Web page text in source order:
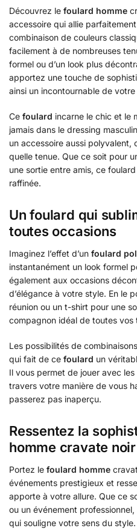
Découvrez le foulard homme
accessoire qui allie
combinaison de couleurs
facilement à de nombreuses
formel ou d’un look plus
apportez une touche de
ainsi un incontournable de
Ce foulard incarne le chic et le
jamais dans le dressing
un accessoire aussi polyvalent,
quelle tenue. Que ce soit pour
une sortie entre amis, ce
raffinée.
Un foulard qui
toutes occasions
Imaginez l’effet d’un foulard
instantanément un look formel
également aux occasions
d’élégance à votre style. En le
réunion ou un t-shirt pour une
compagnon idéal de toutes vos
Les possibilités de
qui fait de ce foulard un
Il vous permet de jouer avec
travers votre manière de vous
passerez pas inaperçu.
Ressentez la
homme cravate
Portez le foulard homme
événements prestigieux et
apporte à votre allure. Que ce
ou un événement
qui souligne votre sens du